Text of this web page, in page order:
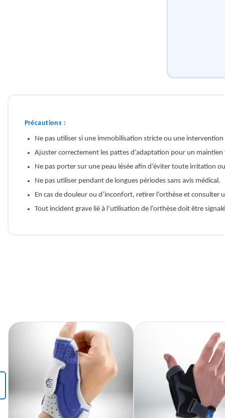
Précautions :
Ne pas utiliser si une immobilisation stricte ou une intervention
Ajuster correctement les pattes d’adaptation pour un
Ne pas porter sur une peau lésée afin d’éviter toute irritation
Ne pas utiliser pendant de longues périodes sans avis médical.
En cas de douleur ou d’inconfort, retirer l’orthèse et consulter
Tout incident grave lié à l’utilisation de l’orthèse doit être